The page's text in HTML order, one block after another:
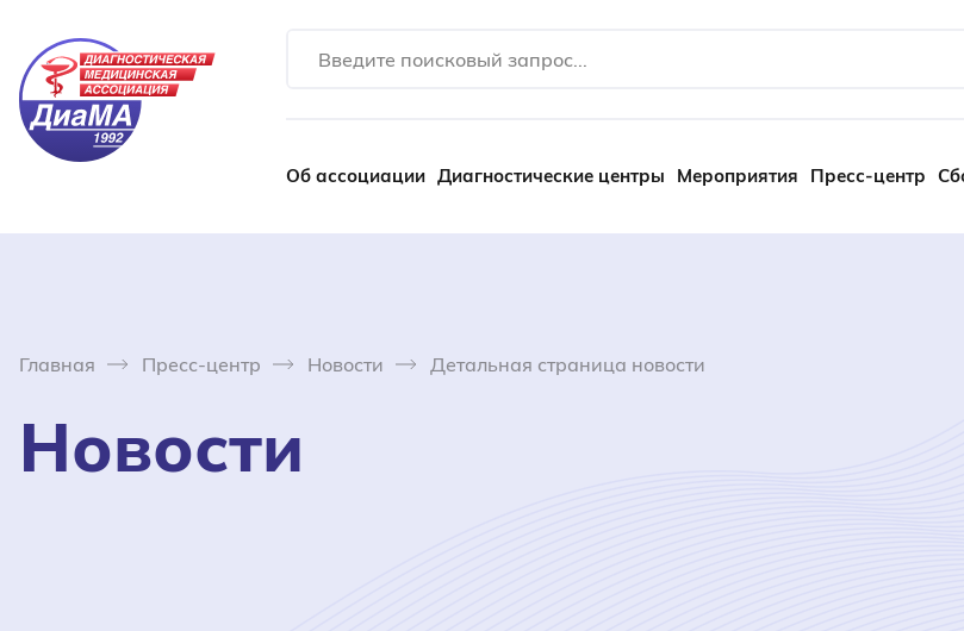
Об ассоциации Диагностические центры Мероприятия Пресс-центр
Главная Пресс-центр Новости Детальная страница новости
Новости